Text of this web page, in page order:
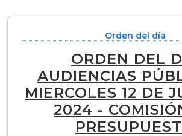
Orden del día
ORDEN DEL
AUDIENCIAS
MIERCOLES 12 DE
2024 -